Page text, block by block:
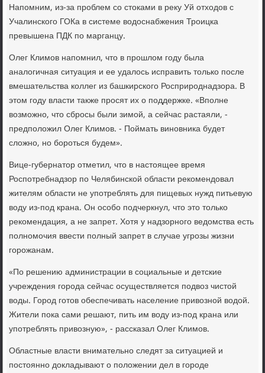
Напомним, из-за проблем со стоками в реку Уй отходов с
Учалинского ГОКа в системе водоснабжения Троицка
превышена ПДК по марганцу.
Олег Климов напомнил, что в прошлом году была
аналогичная ситуация и ее удалось исправить только после
вмешательства коллег из башкирского Росприроднадзора. В
этом году власти также просят их о поддержке. «Вполне
возможно, что сбросы были зимой, а сейчас растаяли, -
предположил Олег Климов. - Поймать виновника будет
сложно, но бороться будем».
Вице-губернатор отметил, что в настоящее время
Роспотребнадзор по Челябинской области рекомендовал
жителям области не употреблять для пищевых нужд питьевую
воду из-под крана. Он особо подчеркнул, что это только
рекомендация, а не запрет. Хотя у надзорного ведомства есть
полномочия ввести полный запрет в случае угрозы жизни
горожанам.
«По решению администрации в социальные и детские
учреждения города сейчас осуществляется подвоз чистой
воды. Город готов обеспечивать население привозной водой.
Жители пока сами решают, пить им воду из-под крана или
употреблять привозную», - рассказал Олег Климов.
Областные власти внимательно следят за ситуацией и
постоянно докладывают о положении дел в городе